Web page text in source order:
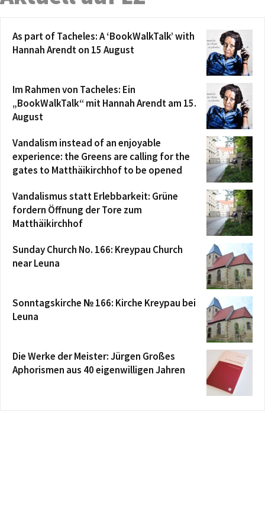
As part of Tacheles: A ‘BookWalkTalk’ with
Hannah Arendt on 15 August
Im Rahmen von Tacheles: Ein
„BookWalkTalk“ mit Hannah Arendt am 15.
August
Vandalism instead of an enjoyable
experience: the Greens are calling for the
gates to Matthäikirchhof to be opened
Vandalismus statt Erlebbarkeit: Grüne
fordern Öffnung der Tore zum
Matthäikirchhof
Sunday Church No. 166: Kreypau Church
near Leuna
Sonntagskirche № 166: Kirche Kreypau bei
Leuna
Die Werke der Meister: Jürgen Großes
Aphorismen aus 40 eigenwilligen Jahren